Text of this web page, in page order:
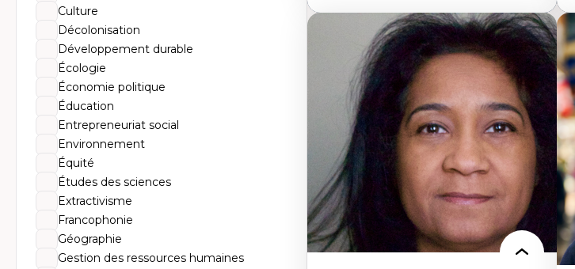
Culture
Décolonisation
Développement durable
Écologie
Économie politique
Éducation
Entrepreneuriat social
Environnement
Équité
Études des sciences
Extractivisme
Francophonie
Géographie
Gestion des ressources humaines
Expertises
Histoire de l'architecture et de la ville,
notamment au Canada
Théorie et pratiques en conservation de
l'environnement bâti
Conception de projet en milieu existant
Analyse critique en architecture et
enseignement du design architectural et
urbain